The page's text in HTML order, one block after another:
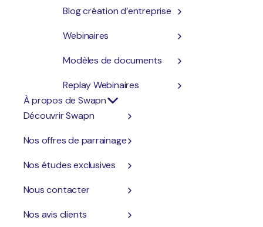
Blog création d’entreprise
Webinaires
Modèles de documents
Replay Webinaires
À propos de Swapn
Découvrir Swapn
Nos offres de parrainage
Nos études exclusives
Nous contacter
Nos avis clients
Flexible
Sans-engagement, modulable, et adaptable
Réactive